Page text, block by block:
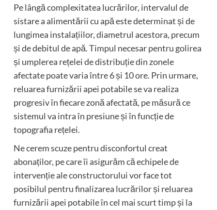
Pe lângă complexitatea lucrărilor, intervalul de
sistare a alimentării cu apă este determinat și de
lungimea instalațiilor, diametrul acestora, precum
și de debitul de apă. Timpul necesar pentru golirea
și umplerea rețelei de distribuție din zonele
afectate poate varia între 6 și 10 ore. Prin urmare,
reluarea furnizării apei potabile se va realiza
progresiv în fiecare zonă afectată, pe măsură ce
sistemul va intra în presiune și în funcție de
topografia rețelei.
Ne cerem scuze pentru disconfortul creat
abonaților, pe care îi asigurăm că echipele de
intervenție ale constructorului vor face tot
posibilul pentru finalizarea lucrărilor și reluarea
furnizării apei potabile în cel mai scurt timp și la